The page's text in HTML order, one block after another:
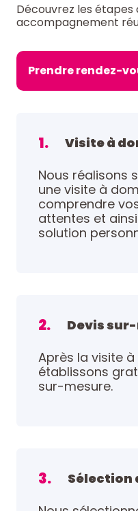
Découvrez les étapes
accompagnement
Prendre rendez-
1.
Visite à
Nous réalisons
une visite à
comprendre
attentes et
solution
2.
Devis
Après la visite
établissons
sur-mesure.
3.
Sélection